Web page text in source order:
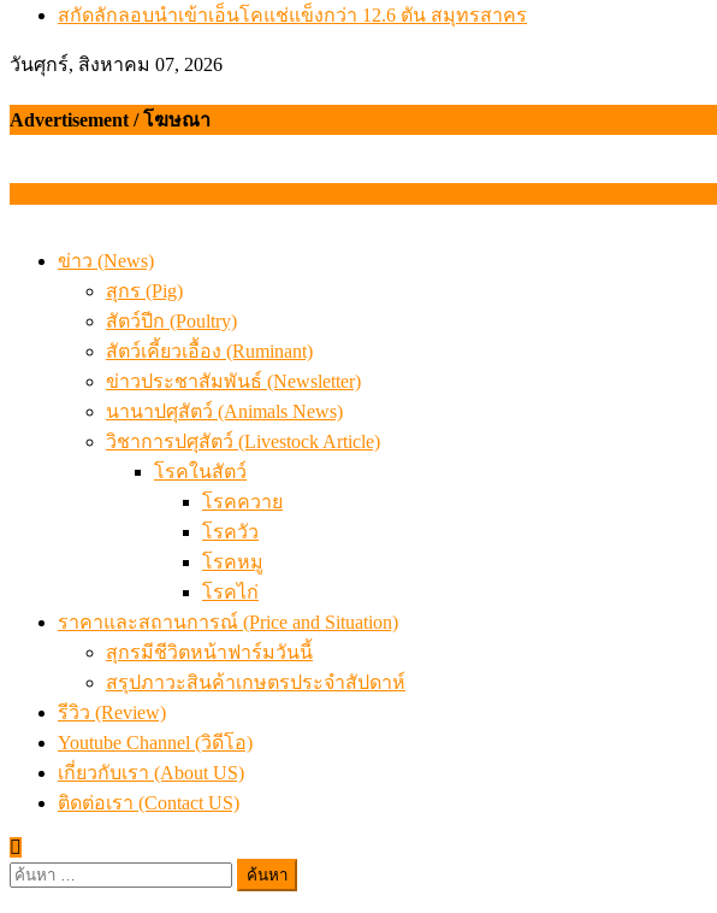
สกัดลักลอบนำเข้าเอ็นโคแช่แข็งกว่า 12.6 ตัน สมุทรสาคร
วันศุกร์, สิงหาคม 07, 2026
Advertisement / โฆษณา
ข่าว (News)
สุกร (Pig)
สัตว์ปีก (Poultry)
สัตว์เคี้ยวเอื้อง (Ruminant)
ข่าวประชาสัมพันธ์ (Newsletter)
นานาปศุสัตว์ (Animals News)
วิชาการปศุสัตว์ (Livestock Article)
โรคในสัตว์
โรคควาย
โรควัว
โรคหมู
โรคไก่
ราคาและสถานการณ์ (Price and Situation)
สุกรมีชีวิตหน้าฟาร์มวันนี้
สรุปภาวะสินค้าเกษตรประจำสัปดาห์
รีวิว (Review)
Youtube Channel (วิดีโอ)
เกี่ยวกับเรา (About US)
ติดต่อเรา (Contact US)
ค้นหา